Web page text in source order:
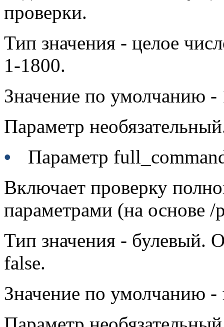
проверки.
Тип значения - целое
1-1800.
Значение по умолчанию -
Параметр
•
Параметр
Включает проверку
параметрами (на основе /
Тип значения - булевый.
false.
Значение по умолчанию -